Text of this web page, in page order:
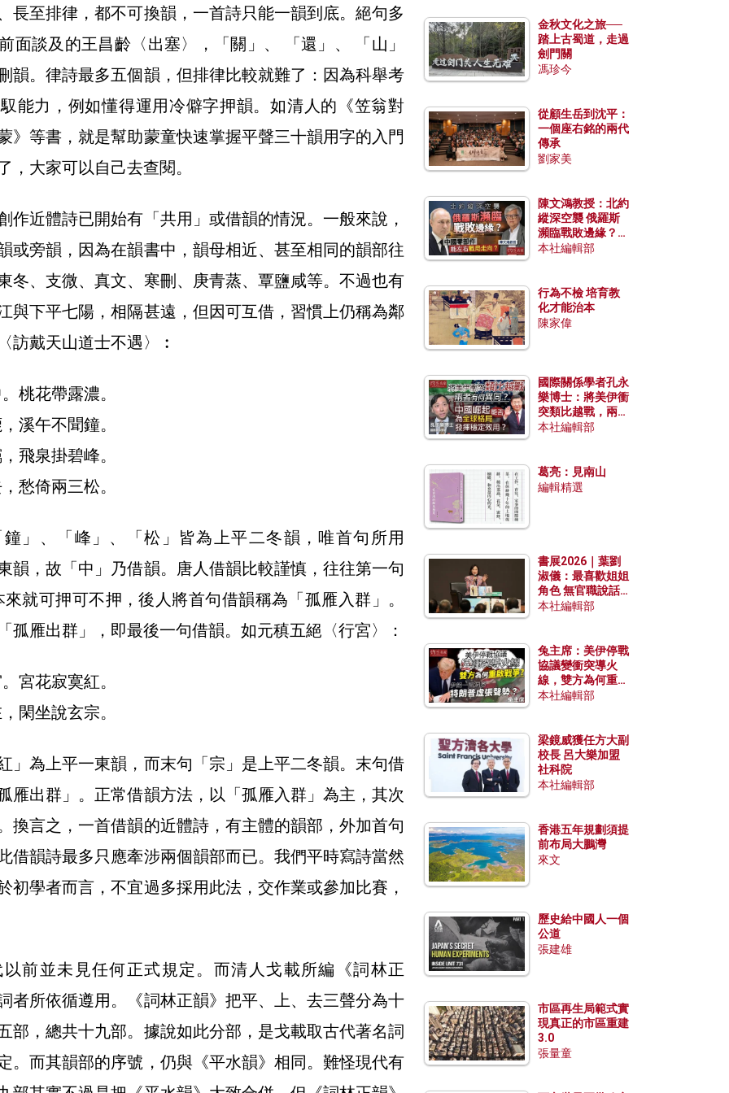
長至排律，都不可換韻，一首詩只能一韻到底。絕句多
面談及的王昌齡〈出塞〉，「關」、 「還」、 「山」
韻。律詩最多五個韻，但排律比較就難了：因為科舉考
能力，例如懂得運用冷僻字押韻。如清人的《笠翁對
》等書，就是幫助蒙童快速掌握平聲三十韻用字的入門
，大家可以自己去查閱。
作近體詩已開始有「共用」或借韻的情況。一般來說，
或旁韻，因為在韻書中，韻母相近、甚至相同的韻部往
冬、支微、真文、寒刪、庚青蒸、覃鹽咸等。不過也有
與下平七陽，相隔甚遠，但因可互借，習慣上仍稱為鄰
訪戴天山道士不遇〉︰
桃花帶露濃。
溪午不聞鐘。
飛泉掛碧峰。
愁倚兩三松。
」、「峰」、「松」皆為上平二冬韻，唯首句所用
韻，故「中」乃借韻。唐人借韻比較謹慎，往往第一句
就可押可不押，後人將首句借韻稱為「孤雁入群」。
孤雁出群」，即最後一句借韻。如元稹五絕〈行宮〉：
宮花寂寞紅。
閑坐說玄宗。
」為上平一東韻，而末句「宗」是上平二冬韻。末句借
雁出群」。正常借韻方法，以「孤雁入群」為主，其次
換言之，一首借韻的近體詩，有主體的韻部，外加首句
借韻詩最多只應牽涉兩個韻部而已。我們平時寫詩當然
初學者而言，不宜過多採用此法，交作業或參加比賽，
前並未見任何正式規定。而清人戈載所編《詞林正
者所依循遵用。《詞林正韻》把平、上、去三聲分為十
部，總共十九部。據說如此分部，是戈載取古代著名詞
。而其韻部的序號，仍與《平水韻》相同。難怪現代有
金秋文化之旅──
踏上古蜀道，走過
劍門關
馮珍今
從顧生岳到沈平：
一個座右銘的兩代
傳承
劉家美
陳文鴻教授：北約
縱深空襲 俄羅斯
瀕臨戰敗邊緣？中
國零部件能左右戰
本社編輯部
行為不檢 培育教
化才能治本
陳家偉
國際關係學者孔永
樂博士：將美伊衝
突類比越戰，兩者
有何異同？中國崛
本社編輯部
葛亮：見南山
編輯精選
書展2026｜葉劉
淑儀：最喜歡姐姐
角色 無官職說話
包袱少
本社編輯部
兔主席：美伊停戰
協議變衝突導火
線，雙方為何重啟
戰爭？伊朗一早洞
本社編輯部
梁鏡威獲任方大副
校長 呂大樂加盟
社科院
本社編輯部
香港五年規劃須提
前布局大鵬灣
來文
歷史給中國人一個
公道
張建雄
市區再生局範式實
現真正的市區重建
3.0
張量童